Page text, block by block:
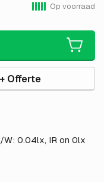
Op voorraad
+ Offerte
W: 0.04lx, IR on 0lx